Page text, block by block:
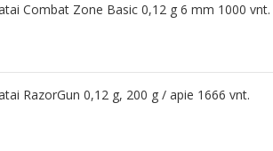
Combat Zone Basic 0,12 g 6 mm 1000 vnt.
RazorGun 0,12 g, 200 g / apie 1666 vnt.